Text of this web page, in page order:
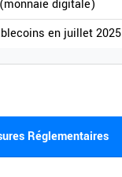
digitale)
en juillet 2025
Réglementaires